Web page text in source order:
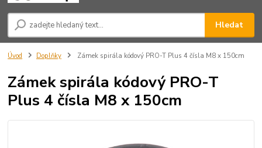
Hledat
Úvod Doplňky Zámek spirála kódový PRO-T Plus 4 čísla M8 x 150cm
Zámek spirála kódový PRO-T
Plus 4 čísla M8 x 150cm